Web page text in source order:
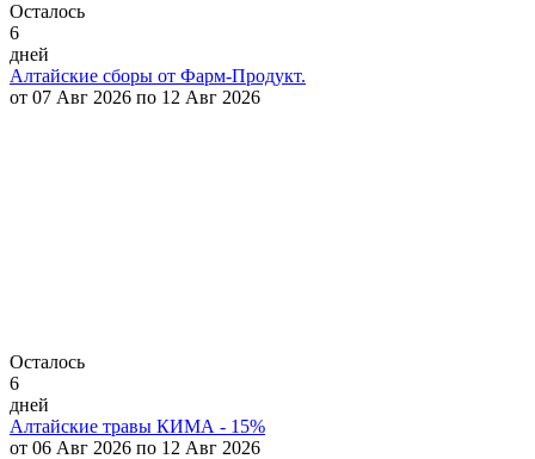
Осталось
6
дней
Алтайские сборы от Фарм-Продукт.
от 07 Авг 2026 по 12 Авг 2026
Осталось
6
дней
Алтайские травы КИМА - 15%
от 06 Авг 2026 по 12 Авг 2026